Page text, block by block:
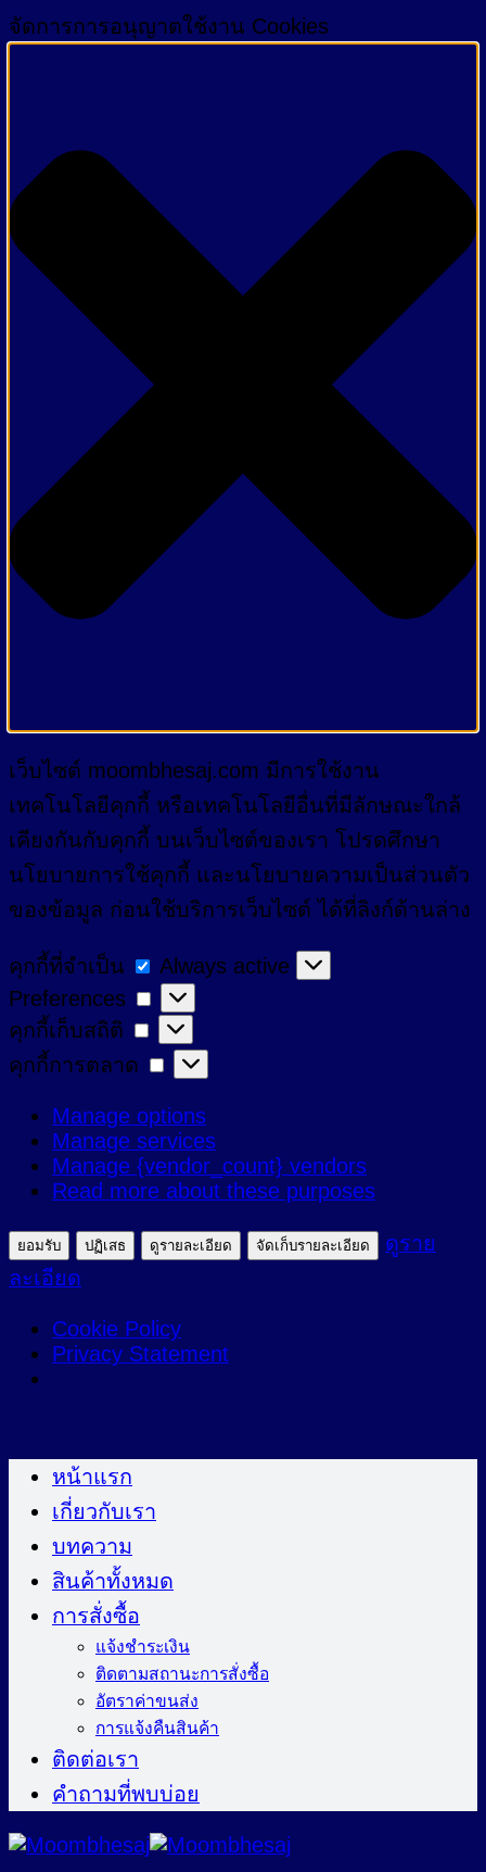
จัดการการอนุญาตใช้งาน Cookies
เว็บไซต์ moombhesaj.com มีการใช้งาน
เทคโนโลยีคุกกี้ หรือเทคโนโลยีอื่นที่มีลักษณะใกล้
เคียงกันกับคุกกี้ บนเว็บไซต์ของเรา โปรดศึกษา
นโยบายการใช้คุกกี้ และนโยบายความเป็นส่วนตัว
ของข้อมูล ก่อนใช้บริการเว็บไซต์ ได้ที่ลิงก์ด้านล่าง
คุกกี้ที่จำเป็น
คุกกี้
ที่
จำเป็น
Always active
Preferences
Preferences
คุกกี้เก็บสถิติ
คุกกี้
เก็บ
คุกกี้การตลาด
คุกกี้
ตลาด
Manage options
Manage services
Manage {vendor_count} vendors
Read more about these purposes
ยอมรับ ปฏิเสธ ดูรายละเอียด จัดเก็บรายละเอียด
ดูราย
ละเอียด
Cookie Policy
Privacy Statement
ไป
หน้าแรก
เกี่ยวกับเรา
บทความ
สินค้าทั้งหมด
การสั่งซื้อ
แจ้งชำระเงิน
ติดตามสถานะการสั่งซื้อ
อัตราค่าขนส่ง
การแจ้งคืนสินค้า
ติดต่อเรา
คำถามที่พบบ่อย